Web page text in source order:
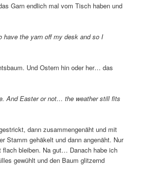
Garn endlich mal vom Tisch haben und
have the yarn off my desk and so I
Und Ostern hin oder her… das
And Easter or not… the weather still fits
dann zusammengenäht und mit
Stamm gehäkelt und dann angenäht. Nur
flach bleiben. Na gut… Danach habe ich
gewühlt und den Baum glitzernd